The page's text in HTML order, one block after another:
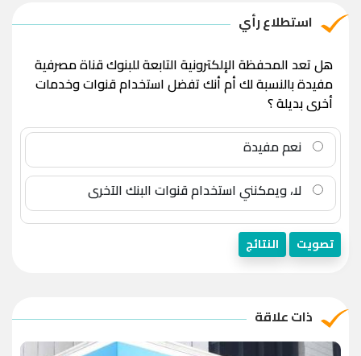
استطلاع رأي
هل تعد المحفظة الإلكترونية التابعة للبنوك قناة مصرفية
مفيدة بالنسبة لك أم أنك تفضل استخدام قنوات وخدمات
أخرى بديلة ؟
نعم مفيدة
لا، ويمكنني استخدام قنوات البنك الآخرى
تصويت النتائج
ذات علاقة